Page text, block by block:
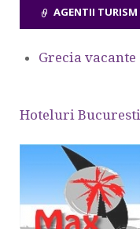
AGENTII TURISM
Grecia vacante
Hoteluri Bucuresti